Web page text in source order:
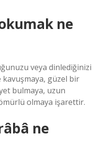
ne
veya dinlediğinizi
güzel bir
bulmaya, uzun
olmaya işarettir.
ne